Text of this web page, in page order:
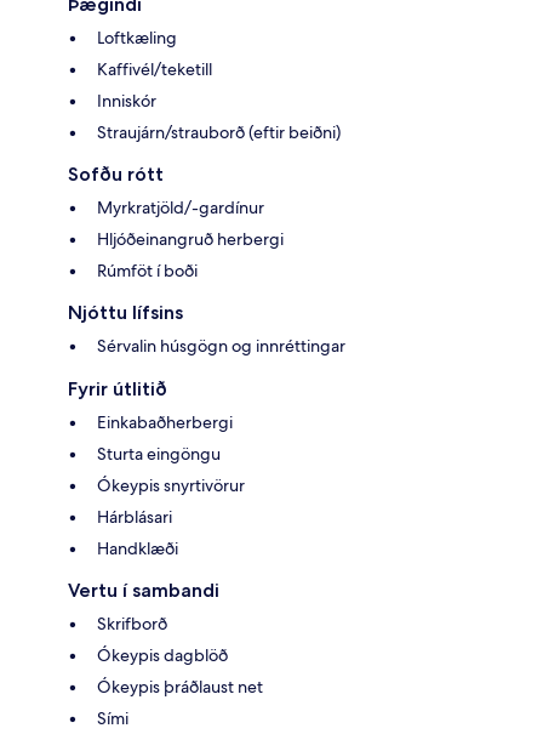
Loftkæling
Kaffivél/teketill
Inniskór
Straujárn/strauborð (eftir beiðni)
Sofðu rótt
Myrkratjöld/-gardínur
Hljóðeinangruð herbergi
Rúmföt í boði
Njóttu lífsins
Sérvalin húsgögn og innréttingar
Fyrir útlitið
Einkabaðherbergi
Sturta eingöngu
Ókeypis snyrtivörur
Hárblásari
Handklæði
Vertu í sambandi
Skrifborð
Ókeypis dagblöð
Ókeypis þráðlaust net
Sími